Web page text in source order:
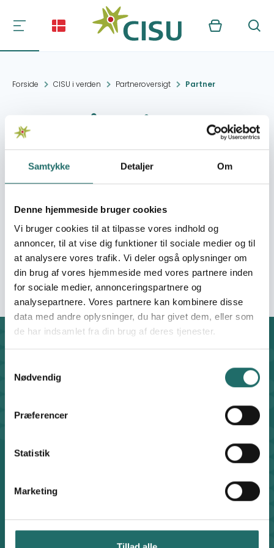
Samtykke Detaljer Om
Denne hjemmeside bruger cookies
Vi bruger cookies til at tilpasse vores indhold og
annoncer, til at vise dig funktioner til sociale medier og til
at analysere vores trafik. Vi deler også oplysninger om
din brug af vores hjemmeside med vores partnere inden
for sociale medier, annonceringspartnere og
analysepartnere. Vores partnere kan kombinere disse
data med andre oplysninger, du har givet dem, eller som
de har indsamlet fra din brug af deres tjenester.
Nødvendig
Præferencer
Statistik
Marketing
Kurv Søg
Forside CISU i verden Partneroversigt Partner
Ældrerådet i
Masailandsbyen
Lengasti
Kontakt:
Lengasti, Kilimanjaro
jahks@stofanet.dk
Organisation: Masaibarn
Kontakt
Klosterport 4x, 8000 Aarhus
cisu@cisu.dk
Artikler